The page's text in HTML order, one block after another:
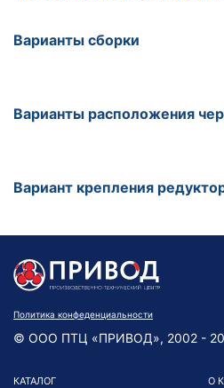
Варианты сборки
Варианты расположения
Вариант крепления
Политика конфеденциальности
© ООО ПТЦ «ПРИВОД», 2002 -
КАТАЛОГ
О